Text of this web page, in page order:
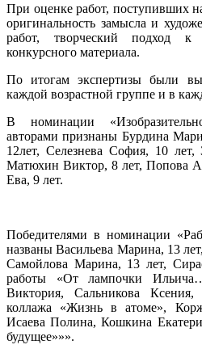
При оценке работ, поступивших
оригинальность замысла и
работ, творческий подход к
конкурсного материала.
По итогам экспертизы были
каждой возрастной группе и в
В номинации
авторами признаны Бурдина
12лет, Селезнева София, 10 лет,
Матюхин Виктор, 8 лет, Попова
Ева, 9 лет.
Победителями в номинации
названы Васильева Марина, 13
Самойлова Марина, 13 лет,
работы «От лампочки
Виктория, Сальникова
коллажа «Жизнь в атоме»,
Исаева Полина, Кошкина
будущее»»».